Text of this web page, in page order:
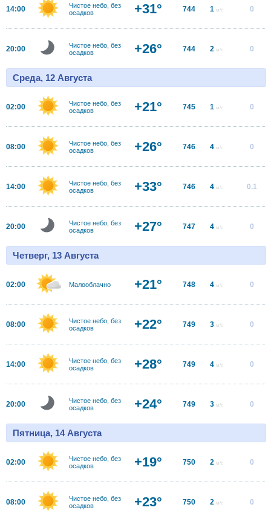
14:00
Чистое небо, без
осадков
+31° 744 1 м/с 0
20:00
Чистое небо, без
осадков
+26° 744 2 м/с 0
Среда, 12 Августа
02:00
Чистое небо, без
осадков
+21° 745 1 м/с 0
08:00
Чистое небо, без
осадков
+26° 746 4 м/с 0
14:00
Чистое небо, без
осадков
+33° 746 4 м/с 0.1
20:00
Чистое небо, без
осадков
+27° 747 4 м/с 0
Четверг, 13 Августа
02:00 Малооблачно +21° 748 4 м/с 0
08:00
Чистое небо, без
осадков
+22° 749 3 м/с 0
14:00
Чистое небо, без
осадков
+28° 749 4 м/с 0
20:00
Чистое небо, без
осадков
+24° 749 3 м/с 0
Пятница, 14 Августа
02:00
Чистое небо, без
осадков
+19° 750 2 м/с 0
08:00
Чистое небо, без
осадков
+23° 750 2 м/с 0